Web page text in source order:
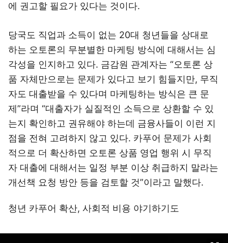
에 권고할 필요가 있다는 것이다.
당국도 직업과 소득이 없는 20대 청년들을 상대로
하는 오토론의 무분별한 마케팅 방식에 대해서는 심
각성을 인지하고 있다. 금감원 관계자는 “오토론 상
품 자체만으로는 문제가 있다고 보기 힘들지만, 무직
자도 대출받을 수 있다며 마케팅하는 방식은 큰 문
제”라며 “대출자가 실질적인 소득으로 상환할 수 있
는지 확인하고 권유해야 하는데 금융사들이 이런 지
점을 전혀 고려하지 않고 있다. 카푸어 문제가 사회
적으로 더 확산하면 오토론 상품 영업 행위 시 무직
자 대출에 대해서는 일정 부분 이상 취급하지 말라는
개선책 요청 방안 등을 검토할 것”이라고 말했다.
청년 카푸어 확산, 사회적 비용 야기하기도